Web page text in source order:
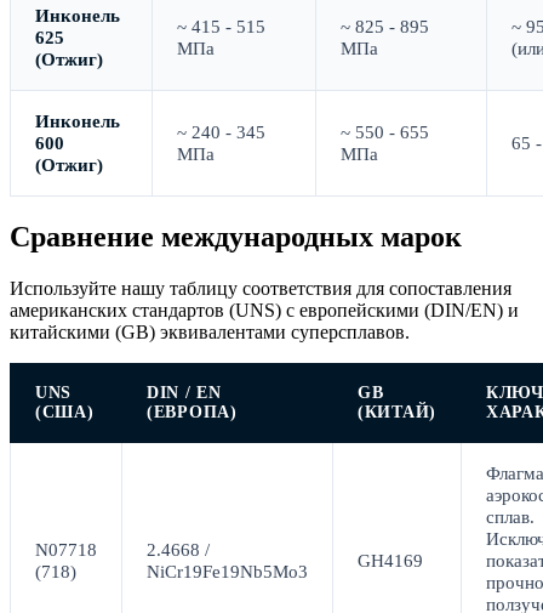
Инконель
625
(Отжиг)
~ 415 - 515
МПа
~ 825 - 895
МПа
~
Инконель
600
(Отжиг)
~ 240 - 345
МПа
~ 550 - 655
МПа
65
Сравнение международных марок
Используйте нашу таблицу соответствия для сопоставления
американских стандартов (UNS) с европейскими (DIN/EN) и
китайскими (GB) эквивалентами суперсплавов.
UNS
(США)
DIN / EN
(ЕВРОПА)
GB
(КИТАЙ)
N07718
(718)
2.4668 /
NiCr19Fe19Nb5Mo3
GH4169
сплав.